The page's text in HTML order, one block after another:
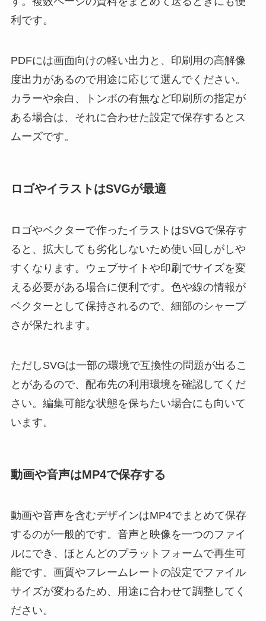
利です。
PDFには画面向けの軽い出力と、印刷用の高解像
度出力があるので用途に応じて選んでください。
カラーや余白、トンボの有無など印刷所の指定が
ある場合は、それに合わせた設定で保存するとス
ムーズです。
ロゴやイラストはSVGが最適
ロゴやベクターで作ったイラストはSVGで保存す
ると、拡大しても劣化しないため使い回しがしや
すくなります。ウェブサイトや印刷でサイズを変
える必要がある場合に便利です。色や線の情報が
ベクターとして保持されるので、細部のシャープ
さが保たれます。
ただしSVGは一部の環境で互換性の問題が出るこ
とがあるので、配布先の利用環境を確認してくだ
さい。編集可能な状態を保ちたい場合にも向いて
います。
動画や音声はMP4で保存する
動画や音声を含むデザインはMP4でまとめて保存
するのが一般的です。音声と映像を一つのファイ
ルにでき、ほとんどのプラットフォームで再生可
能です。画質やフレームレートの設定でファイル
サイズが変わるため、用途に合わせて調整してく
ださい。